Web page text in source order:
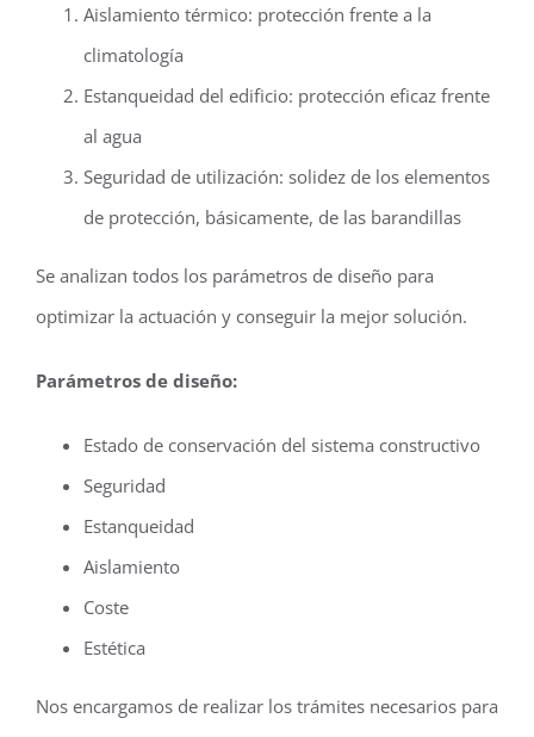
Aislamiento térmico: protección frente a la
climatología
Estanqueidad del edificio: protección eficaz frente
al agua
Seguridad de utilización: solidez de los elementos
de protección, básicamente, de las barandillas
Se analizan todos los parámetros de diseño para
optimizar la actuación y conseguir la mejor solución.
Parámetros de diseño:
Estado de conservación del sistema constructivo
Seguridad
Estanqueidad
Aislamiento
Coste
Estética
Nos encargamos de realizar los trámites necesarios para